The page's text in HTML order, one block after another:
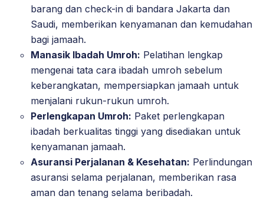
barang dan check-in di bandara Jakarta dan
Saudi, memberikan kenyamanan dan kemudahan
bagi jamaah.
Manasik Ibadah Umroh: Pelatihan lengkap
mengenai tata cara ibadah umroh sebelum
keberangkatan, mempersiapkan jamaah untuk
menjalani rukun-rukun umroh.
Perlengkapan Umroh: Paket perlengkapan
ibadah berkualitas tinggi yang disediakan untuk
kenyamanan jamaah.
Asuransi Perjalanan & Kesehatan: Perlindungan
asuransi selama perjalanan, memberikan rasa
aman dan tenang selama beribadah.